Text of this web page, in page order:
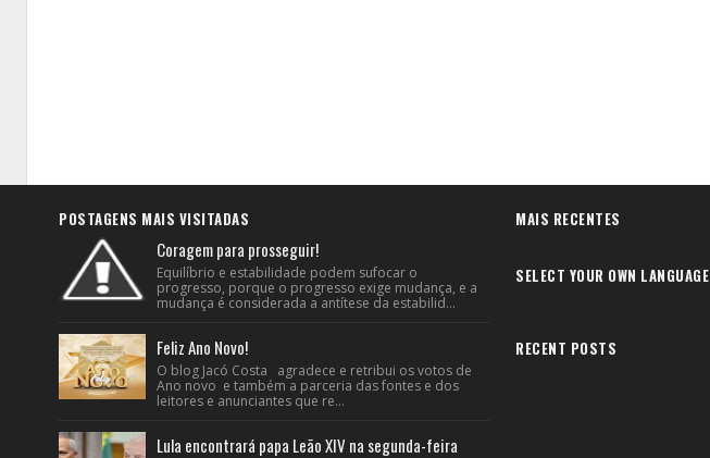
POSTAGENS MAIS VISITADAS
Coragem para prosseguir!
Equilíbrio e estabilidade podem sufocar o
progresso, porque o progresso exige mudança, e a
mudança é considerada a antítese da estabilid...
Feliz Ano Novo!
O blog Jacó Costa agradece e retribui os votos de
Ano novo e também a parceria das fontes e dos
leitores e anunciantes que re...
Lula encontrará papa Leão XIV na segunda-feira
MAIS RECENTES
SELECT YOUR OWN LANGUAGE
RECENT POSTS